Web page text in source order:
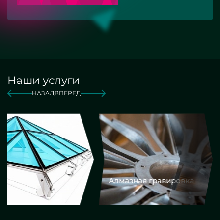
Наши услуги
НАЗАДВПЕРЕД
Алмазная гравировка